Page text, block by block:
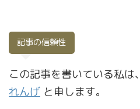
記事の信頼性
この記事を書いている私は
れんげ と申します。